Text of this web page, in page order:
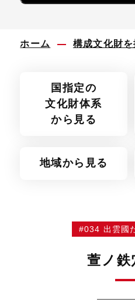
ホーム 構成文化財
国指定の
文化財体系
から見る
地域から見る
#034 出雲國
萱ノ鉄